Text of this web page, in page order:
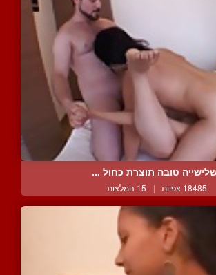
טובה תוצרת כחול ...
18485 צפיות | 15 המלצות